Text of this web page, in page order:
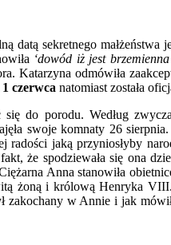
datą sekretnego małżeństwa
‘dowód iż jest
Katarzyna odmówiła
1 czerwca natomiast została
do porodu. Według
swoje komnaty 26
jaką przyniosłyby
że spodziewała się ona
Anna stanowiła
żoną i królową Henryka
zakochany w Annie i jak